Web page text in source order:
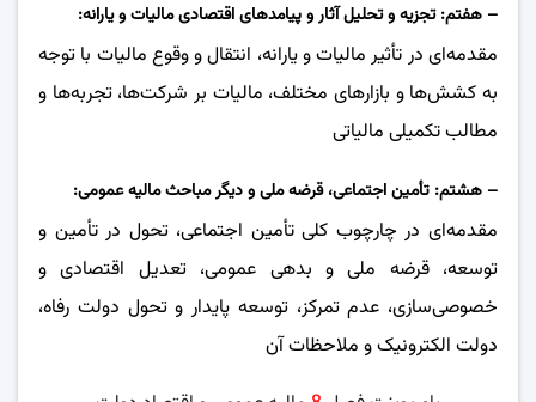
– هفتم: تجزیه و تحلیل آثار و پیامدهای اقتصادی مالیات و یارانه:
مقدمه‌ای در تأثیر مالیات و یارانه، انتقال و وقوع مالیات با توجه
به کشش‌ها و بازارهای مختلف، مالیات بر شرکت‌ها، تجربه‌ها و
مطالب تکمیلی مالیاتی
– هشتم: تأمین اجتماعی، قرضه ملی و دیگر مباحث مالیه عمومی:
مقدمه‌ای در چارچوب کلی تأمین اجتماعی، تحول در تأمین و
توسعه، قرضه ملی و بدهی عمومی، تعدیل اقتصادی و
‌خصوصی‌سازی، عدم تمرکز، توسعه پایدار و ‌تحول دولت رفاه،
دولت الکترونیک و ملاحظات آن